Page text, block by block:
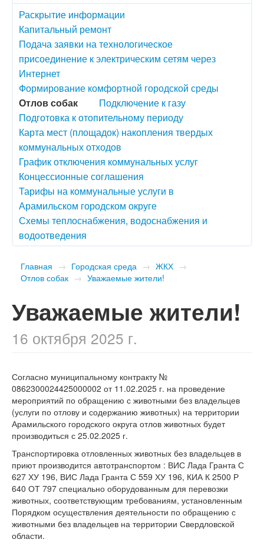
Раскрытие информации
Капитальный ремонт
Подача заявки на технологическое
присоединение к электрическим сетям через
Интернет
Формирование комфортной городской среды
Отлов собак
Подключение к газу
Подготовка к отопительному периоду
Карта мест (площадок) накопления твердых
коммунальных отходов
График отключения коммунальных услуг
Концессионные соглашения
Тарифы на коммунальные услуги в
Арамильском городском округе
Схемы теплоснабжения, водоснабжения и
водоотведения
Главная → Городская среда → ЖКХ →
Отлов собак → ​Уважаемые жители!
​Уважаемые жители!
16 октября 2025 г.
Согласно муниципальному контракту №
0862300024425000002 от 11.02.2025 г. на проведение
мероприятий по обращению с животными без владельцев
(услуги по отлову и содержанию животных) на территории
Арамильского городского округа отлов животных будет
производиться с 25.02.2025 г.
Транспортировка отловленных животных без владельцев в
приют производится автотранспортом : ВИС Лада Гранта С
627 ХУ 196, ВИС Лада Гранта С 559 ХУ 196, КИА К 2500 Р
640 ОТ 797 специально оборудованным для перевозки
животных, соответствующим требованиям, установленным
Порядком осуществления деятельности по обращению с
животными без владельцев на территории Свердловской
области.